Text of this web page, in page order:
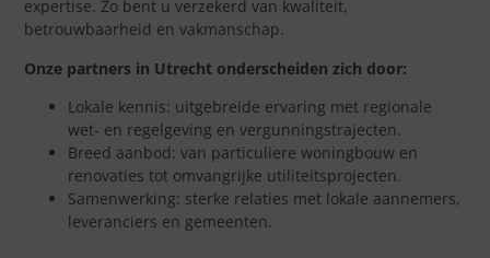
expertise. Zo bent u verzekerd van kwaliteit,
betrouwbaarheid en vakmanschap.
Onze partners in Utrecht onderscheiden zich door:
Lokale kennis: uitgebreide ervaring met regionale
wet- en regelgeving en vergunningstrajecten.
Breed aanbod: van particuliere woningbouw en
renovaties tot omvangrijke utiliteitsprojecten.
Samenwerking: sterke relaties met lokale aannemers,
leveranciers en gemeenten.